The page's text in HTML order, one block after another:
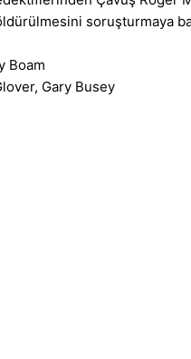
öldürülmesini soruşturmaya
Boam
Gary Busey